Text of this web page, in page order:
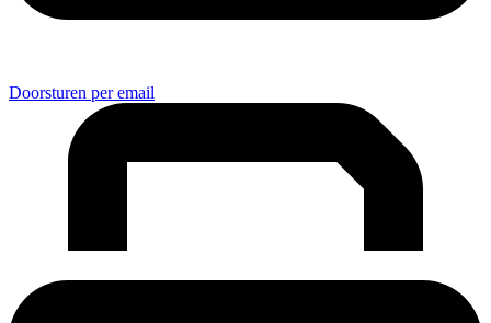
Doorsturen per email